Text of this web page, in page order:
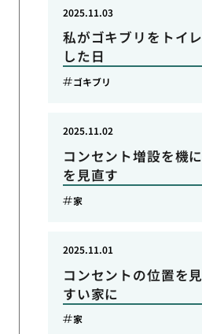
私がゴキブリをトイ
した日
2025.11.03
ゴキブリ
コンセント増設を機
を見直す
2025.11.02
家
コンセントの位置を
すい家に
2025.11.01
家